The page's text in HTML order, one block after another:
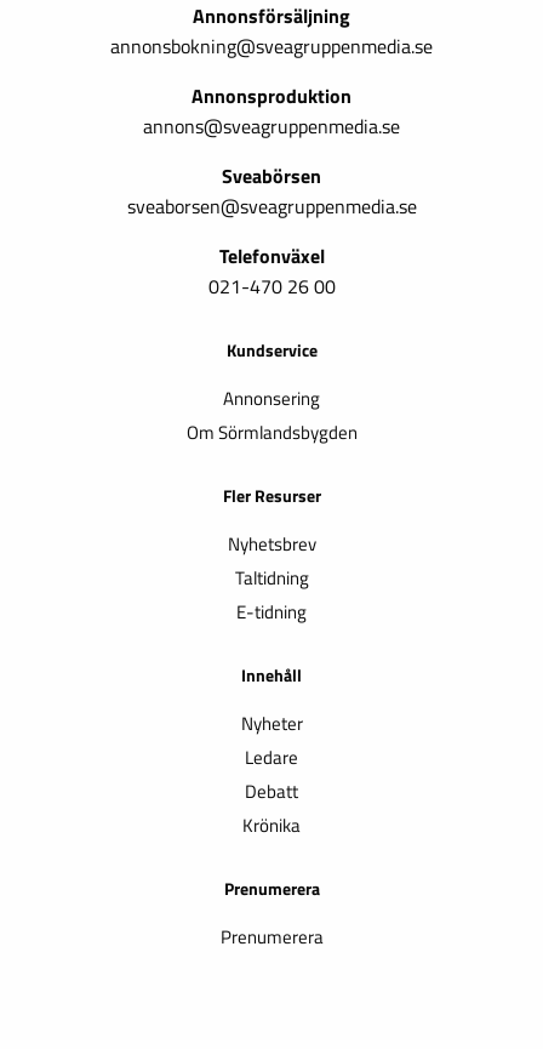
Annonsförsäljning
annonsbokning@sveagruppenmedia.se
Annonsproduktion
annons@sveagruppenmedia.se
Sveabörsen
sveaborsen@sveagruppenmedia.se
Telefonväxel
021-470 26 00
Kundservice
Annonsering
Om Sörmlandsbygden
Fler Resurser
Nyhetsbrev
Taltidning
E-tidning
Innehåll
Nyheter
Ledare
Debatt
Krönika
Prenumerera
Prenumerera